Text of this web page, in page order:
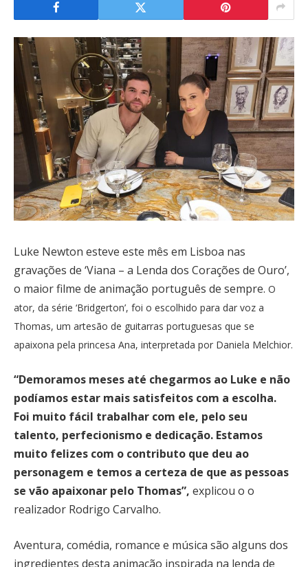
Luke Newton esteve este mês em Lisboa nas
gravações de ‘Viana – a Lenda dos Corações de Ouro’,
o maior filme de animação português de sempre. O
ator, da série ‘Bridgerton’, foi o escolhido para dar voz a
Thomas, um artesão de guitarras portuguesas que se
apaixona pela princesa Ana, interpretada por Daniela Melchior.
“Demoramos meses até chegarmos ao Luke e não
podíamos estar mais satisfeitos com a escolha.
Foi muito fácil trabalhar com ele, pelo seu
talento, perfecionismo e dedicação. Estamos
muito felizes com o contributo que deu ao
personagem e temos a certeza de que as pessoas
se vão apaixonar pelo Thomas”, explicou o o
realizador Rodrigo Carvalho.
Aventura, comédia, romance e música são alguns dos
ingredientes desta animação inspirada na lenda de